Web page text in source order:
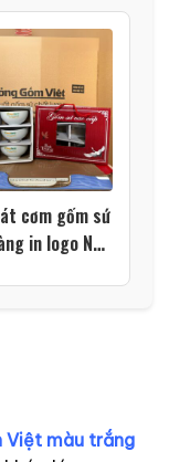
XG-BC26
cơm gốm sứ
in logo New
Việt màu trắng